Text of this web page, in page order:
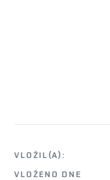
VLOŽIL(A):
VLOŽENO DNE